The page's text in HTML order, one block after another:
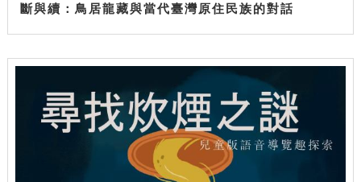
斷與續：鳥居龍藏與當代臺灣原住民族的對話